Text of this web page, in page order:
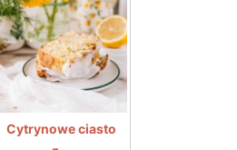
Cytrynowe ciasto